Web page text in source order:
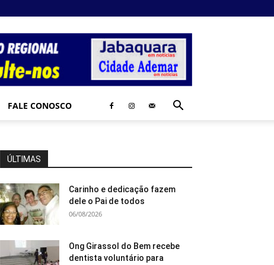
FALE CONOSCO
ÚLTIMAS
Carinho e dedicação fazem
dele o Pai de todos
06/08/2026
Ong Girassol do Bem recebe
dentista voluntário para